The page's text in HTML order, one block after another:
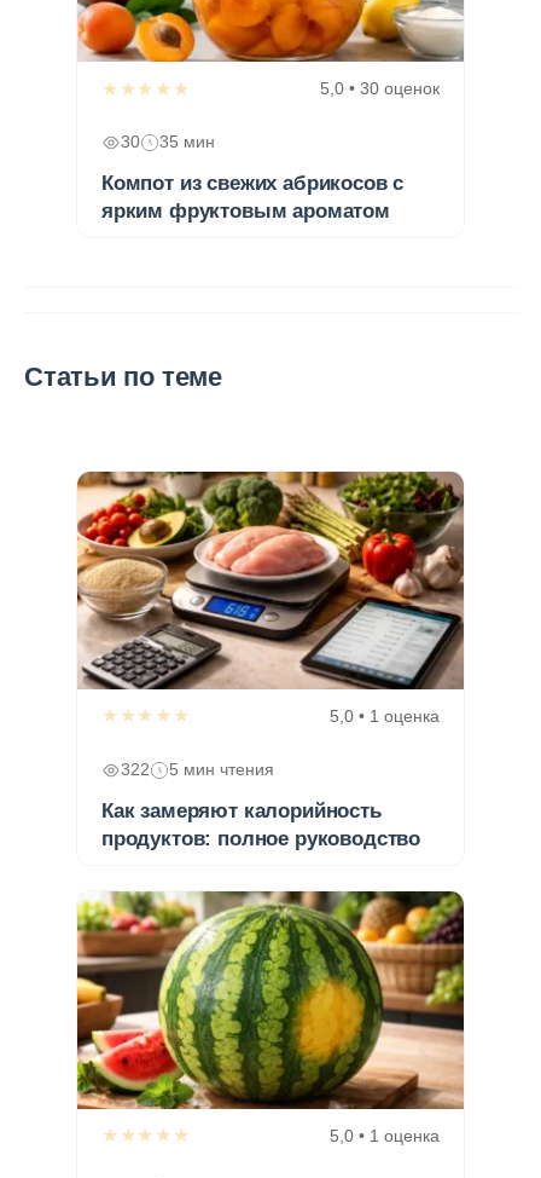
★★★★★ 5,0 • 30 оценок
30 35 мин
Компот из свежих абрикосов с
ярким фруктовым ароматом
Статьи по теме
★★★★★ 5,0 • 1 оценка
322 5 мин чтения
Как замеряют калорийность
продуктов: полное руководство
★★★★★ 5,0 • 1 оценка